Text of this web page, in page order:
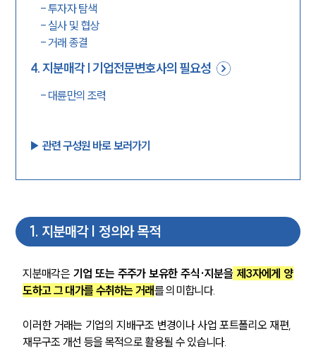
-투자자 탐색
-실사 및 협상
-거래 종결
4.지분매각 | 기업전문변호사의 필요성
- 대륜만의 조력
▶︎ 관련 구성원 바로 보러가기
1. 지분매각 | 정의와 목적
지분매각은 기업 또는 주주가 보유한 주식·지분을 제3자에게 양
도하고 그 대가를 수취하는 거래를 의미합니다.
이러한 거래는 기업의 지배구조 변경이나 사업 포트폴리오 재편,
재무구조 개선 등을 목적으로 활용될 수 있습니다.